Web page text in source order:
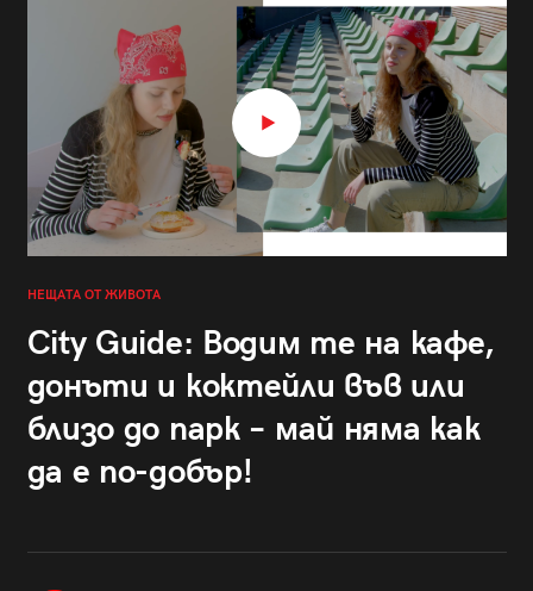
НЕЩАТА ОТ ЖИВОТА
City Guide: Водим те на кафе,
донъти и коктейли във или
близо до парк – май няма как
да е по-добър!